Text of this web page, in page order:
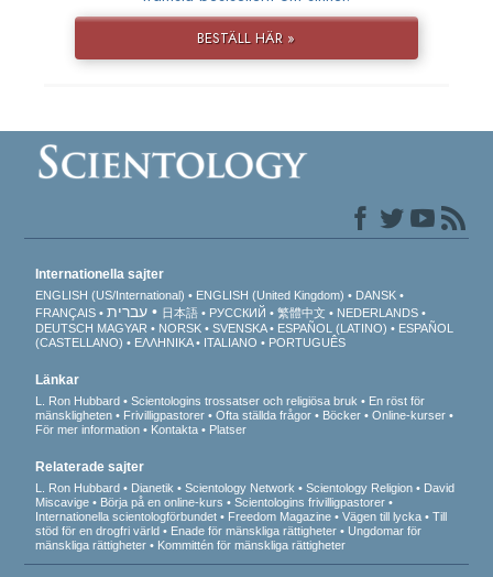
BESTÄLL HÄR »
Internationella sajter
ENGLISH (US/International) ENGLISH (United Kingdom)
DANSK
FRANÇAIS
עברית 日本語 РУССКИЙ 繁體中文
NEDERLANDS
DEUTSCH MAGYAR NORSK SVENSKA ESPAÑOL (LATINO)
ESPAÑOL
(CASTELLANO)
ΕΛΛΗΝΙΚA ITALIANO PORTUGUÊS
Länkar
L. Ron Hubbard Scientologins trossatser och religiösa bruk
En röst för
mänskligheten
Frivilligpastorer Ofta ställda frågor Böcker
Online-kurser
För mer information
Kontakta Platser
Relaterade sajter
L. Ron Hubbard Dianetik Scientology Network Scientology Religion
David
Miscavige
Börja på en online-kurs
Scientologins frivilligpastorer
Internationella scientologförbundet
Freedom Magazine Vägen till lycka
Till
stöd för en drogfri värld
Enade för mänskliga rättigheter
Ungdomar för
mänskliga rättigheter
Kommittén för mänskliga rättigheter